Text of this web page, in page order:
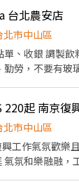
】 《內場》:餐點製
《外場》:接待
國民美食-牛
態度、平實親
獨一人、與家
台北農安店
北市中山區
、收銀 調製
勞，不要有玻
北市中山區
工作氣氛歡樂且
氣氛和樂融融，